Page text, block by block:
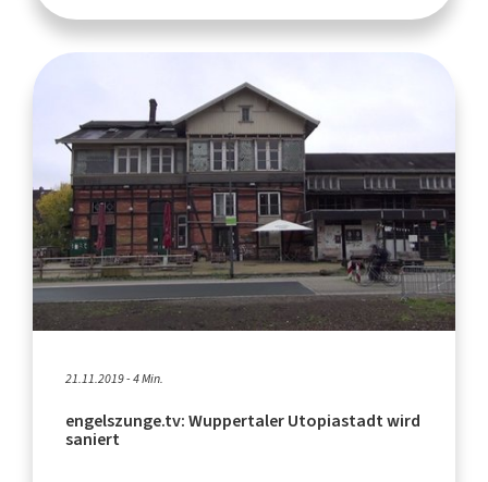
21.11.2019 - 4 Min.
engelszunge.tv: Wuppertaler Utopiastadt wird
saniert